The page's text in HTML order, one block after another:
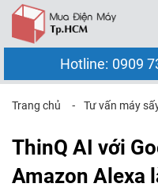
Hotline: 0909
Trang chủ ⁃ Tư vấn máy
ThinQ AI với
Amazon Alexa